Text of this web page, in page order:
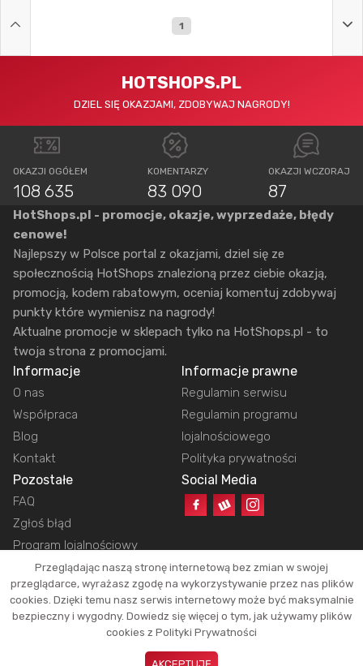
1
HOTSHOPS.PL
DZIEL SIĘ OKAZJAMI, ZDOBYWAJ NAGRODY!
OKAZJI OGÓŁEM
108 635
KOMENTARZY
83 090
OKAZJI WCZORAJ
87
HotShops.pl - promocje, okazje, wyprzedaże, błędy
cenowe!
Najlepszy w Polsce portal z okazjami, dziel się ze
społecznością HotShops znalezioną przez ciebie okazją,
promocją, kodem rabatowym, oceniaj komentuj zdobywaj
punkty które wymienisz na nagrody!
Aktualne promocje w sklepach tylko na HotShops.pl - to
twoja strona z promocjami.
Informacje
O nas
Współpraca
Blog
Kontakt
Informacje prawne
Regulamin serwisu
Regulamin programu
lojalnościowego
Polityka prywatności
Pozostałe
FAQ
Zgłoś błąd
Program lojalnościowy
Social Media
Copyright © 2026 HotShops.pl - Wszelkie prawa zastrzeżone.
Jako partnerzy możemy otrzymać prowizję za dokonanie zakupów z naszych
linków. Dzięki temu jesteśmy w stanie utrzymać działanie naszego portalu.
Okazje oraz ich atrakcyjność zależą tylko i wyłącznie od naszych
Przeglądając naszą stronę internetową bez zmian w swojej
przeglądarce, wyrażasz zgodę na wykorzystywanie przez nas plików
cookies. Dzięki temu nasz serwis internetowy może być maksymalnie
bezpieczny i wygodny. Dowiedz się więcej o tym, jak używamy plików
cookies z Polityki Prywatności